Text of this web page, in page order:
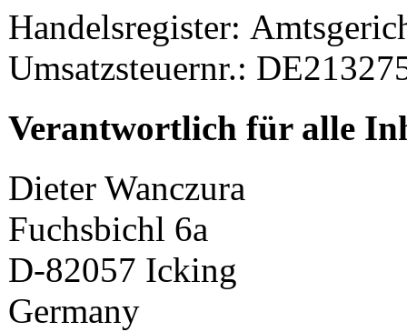
Handelsregister:
Umsatzsteuernr.:
Verantwortlich für alle
Dieter Wanczura
Fuchsbichl 6a
D-82057 Icking
Germany